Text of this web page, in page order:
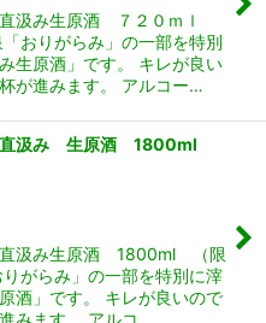
汲み生原酒 ７２０ｍｌ
「おりがらみ」の一部を特別
生原酒」です。 キレが良い
が進みます。 アルコー…
汲み 生原酒 1800ml
汲み生原酒 1800ml （限
がらみ」の一部を特別に滓
酒」です。 キレが良いので